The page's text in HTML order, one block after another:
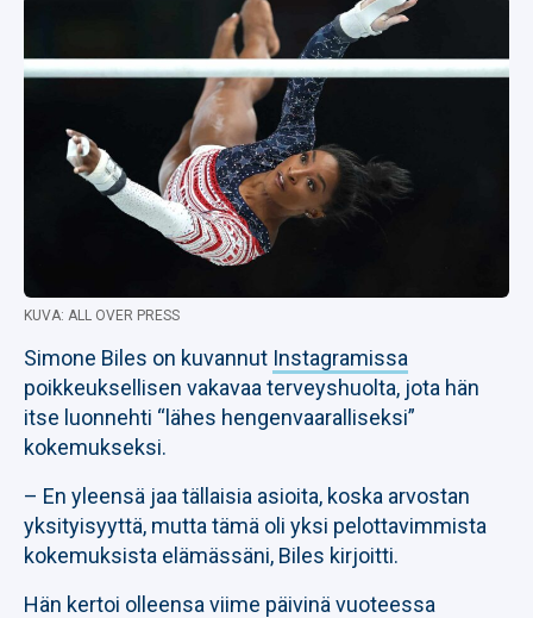
KUVA: ALL OVER PRESS
Simone Biles on kuvannut Instagramissa
poikkeuksellisen vakavaa terveyshuolta, jota hän
itse luonnehti “lähes hengenvaaralliseksi”
kokemukseksi.
– En yleensä jaa tällaisia asioita, koska arvostan
yksityisyyttä, mutta tämä oli yksi pelottavimmista
kokemuksista elämässäni, Biles kirjoitti.
Hän kertoi olleensa viime päivinä vuoteessa